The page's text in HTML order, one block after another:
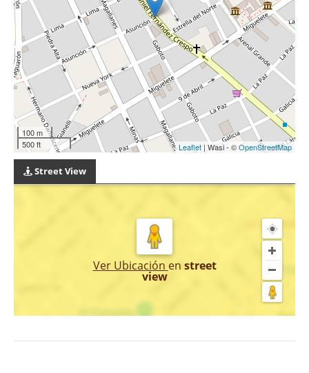
100 m
500 ft
Leaflet | Wasi - ©OpenStreetMap
Street View
Ver Ubicación en street
view